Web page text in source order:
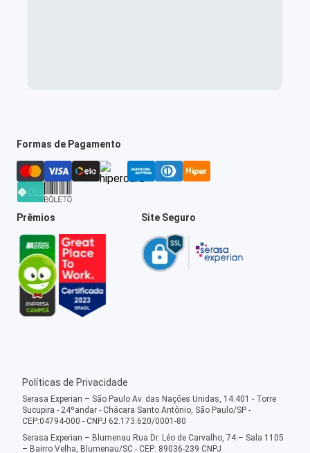
Formas de Pagamento
Prêmios Site Seguro
Políticas de Privacidade
Serasa Experian – São Paulo Av. das Nações Unidas, 14.401 - Torre
Sucupira - 24ºandar - Chácara Santo Antônio, São Paulo/SP -
CEP:04794-000 - CNPJ 62.173.620/0001-80
Serasa Experian – Blumenau Rua Dr. Léo de Carvalho, 74 – Sala 1105
– Bairro Velha, Blumenau/SC - CEP: 89036-239 CNPJ